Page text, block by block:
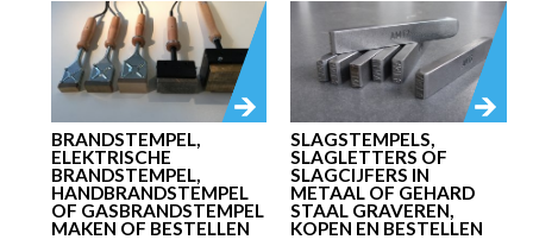
BRANDSTEMPEL,
ELEKTRISCHE
BRANDSTEMPEL,
HANDBRANDSTEMPEL
OF GASBRANDSTEMPEL
MAKEN OF BESTELLEN
SLAGSTEMPELS,
SLAGLETTERS OF
SLAGCIJFERS IN
METAAL OF GEHARD
STAAL GRAVEREN,
KOPEN EN BESTELLEN